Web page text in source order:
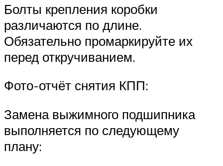
Болты крепления коробки
различаются по длине.
Обязательно промаркируйте их
перед откручиванием.
Фото-отчёт снятия КПП:
Замена выжимного подшипника
выполняется по следующему
плану: